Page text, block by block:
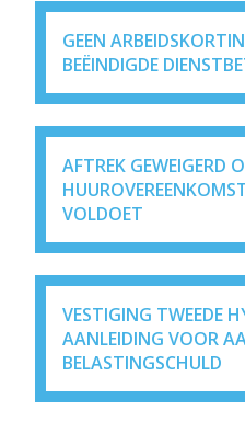
GEEN
BEËINDIGDE
AFTREK GEWEIGERD
VOLDOET
VESTIGING TWEEDE
AANLEIDING VOOR
BELASTINGSCHULD